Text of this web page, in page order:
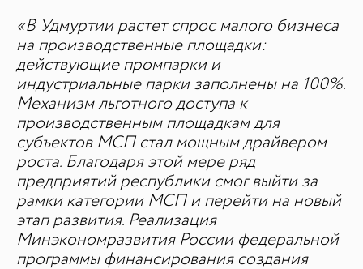
«В Удмуртии растет спрос малого бизнеса
на производственные площадки:
действующие промпарки и
индустриальные парки заполнены на 100%.
Механизм льготного доступа к
производственным площадкам для
субъектов МСП стал мощным драйвером
роста. Благодаря этой мере ряд
предприятий республики смог выйти за
рамки категории МСП и перейти на новый
этап развития. Реализация
Минэкономразвития России федеральной
программы финансирования создания